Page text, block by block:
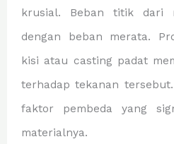
krusial. Beban titik dari
dengan beban merata.
kisi atau casting padat
terhadap tekanan
faktor pembeda yang
materialnya.